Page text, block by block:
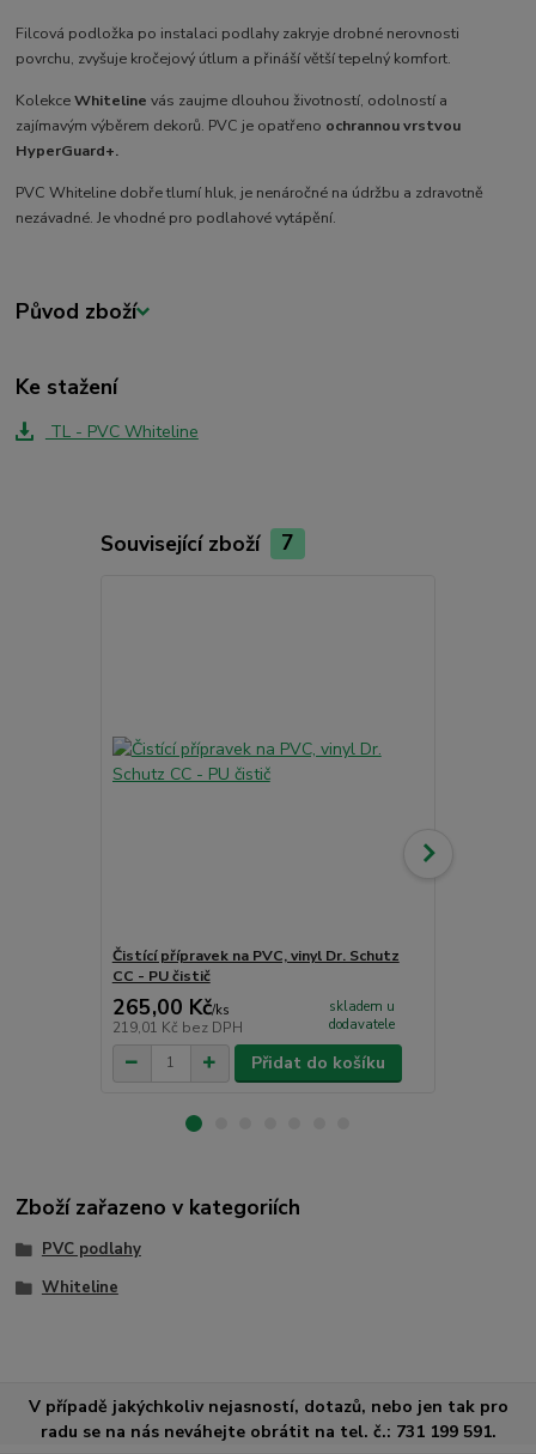
Filcová podložka po instalaci podlahy zakryje drobné nerovnosti
povrchu, zvyšuje kročejový útlum a přináší větší tepelný komfort.
KolekceWhiteline vás zaujme dlouhou životností, odolností a
zajímavým výběrem dekorů. PVC je opatřeno ochrannou vrstvou
HyperGuard+.
PVC Whiteline dobře tlumí hluk, je nenáročné na údržbu a zdravotně
nezávadné. Je vhodné pro podlahové vytápění.
Původ zboží
Ke stažení
TL - PVC Whiteline
Související zboží 7
Čistící přípravek na PVC, vinyl Dr. Schutz
CC - PU čistič
265,00 Kč/ks
219,01 Kč bez DPH
skladem u
dodavatele
Přidat do košíku
Zboží zařazeno v kategoriích
PVC podlahy
Whiteline
V případě jakýchkoliv nejasností, dotazů, nebo jen tak pro
radu se na nás neváhejte obrátit na tel. č.: 731 199 591.